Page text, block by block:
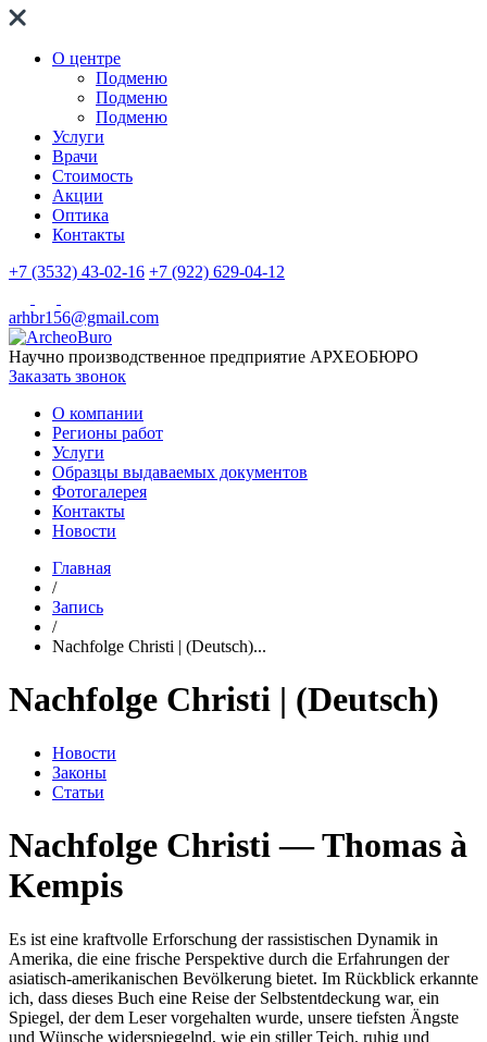
О центре
Подменю
Подменю
Подменю
Услуги
Врачи
Стоимость
Акции
Оптика
Контакты
+7 (3532) 43-02-16 +7 (922) 629-04-12
arhbr156@gmail.com
Научно производственное предприятие АРХЕОБЮРО
Заказать звонок
О компании
Регионы работ
Услуги
Образцы выдаваемых документов
Фотогалерея
Контакты
Новости
Главная
/
Запись
/
Nachfolge Christi | (Deutsch)...
Nachfolge Christi | (Deutsch)
Новости
Законы
Статьи
Nachfolge Christi — Thomas à
Kempis
Es ist eine kraftvolle Erforschung der rassistischen Dynamik in
Amerika, die eine frische Perspektive durch die Erfahrungen der
asiatisch-amerikanischen Bevölkerung bietet. Im Rückblick erkannte
ich, dass dieses Buch eine Reise der Selbstentdeckung war, ein
Spiegel, der dem Leser vorgehalten wurde, unsere tiefsten Ängste
und Wünsche widerspiegelnd, wie ein stiller Teich, ruhig und